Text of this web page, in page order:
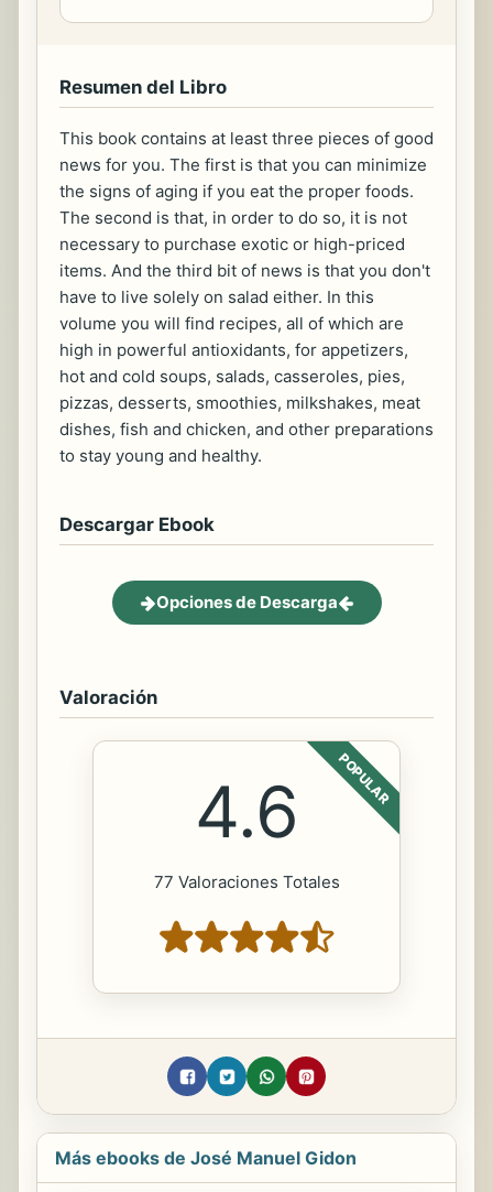
Resumen del Libro
This book contains at least three pieces of good
news for you. The first is that you can minimize
the signs of aging if you eat the proper foods.
The second is that, in order to do so, it is not
necessary to purchase exotic or high-priced
items. And the third bit of news is that you don't
have to live solely on salad either. In this
volume you will find recipes, all of which are
high in powerful antioxidants, for appetizers,
hot and cold soups, salads, casseroles, pies,
pizzas, desserts, smoothies, milkshakes, meat
dishes, fish and chicken, and other preparations
to stay young and healthy.
Descargar Ebook
Opciones de Descarga
Valoración
POPULAR
4.6
77 Valoraciones Totales
Más ebooks de José Manuel Gidon